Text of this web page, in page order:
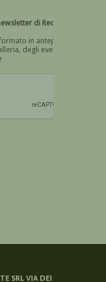
di Recta
in anteprima
degli eventi
SRL VIA DEI